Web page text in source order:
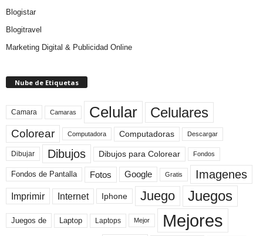
Blogistar
Blogitravel
Marketing Digital & Publicidad Online
Nube de Etiquetas
Camara Camaras Celular Celulares
Colorear Computadora Computadoras Descargar
Dibujar Dibujos Dibujos para Colorear Fondos
Fondos de Pantalla Fotos Google Gratis Imagenes
Imprimir Internet Iphone Juego Juegos
Juegos de Laptop Laptops Mejor Mejores